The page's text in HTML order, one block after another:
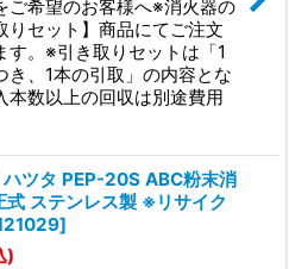
ご希望のお客様へ※消火器の
りセット】商品にてご注文
す。※引き取りセットは「1
き、1本の引取」の内容とな
本数以上の回収は別途費用
ハツタ PEP-20S ABC粉末消
ステンレス製 ※リサイク
]
)